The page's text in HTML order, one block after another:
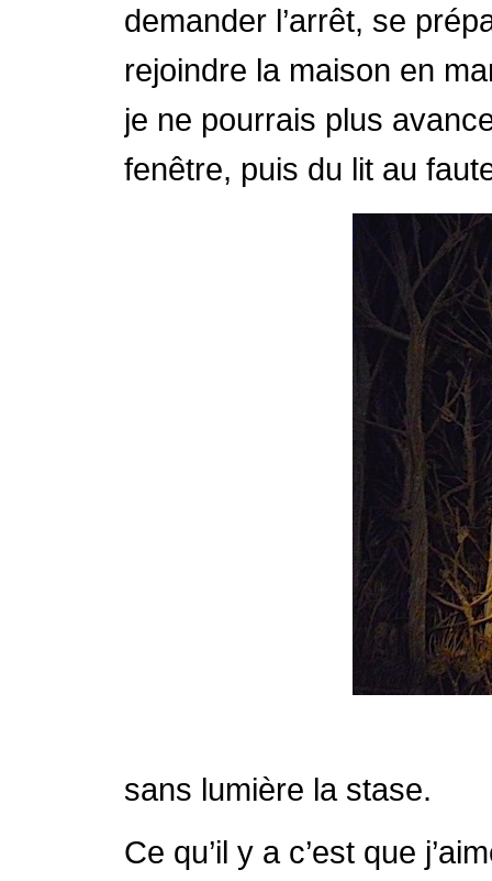
demander l’arrêt, se
rejoindre la maison en
je ne pourrais plus
fenêtre, puis du lit au
sans lumière la stase.
Ce qu’il y a c’est que